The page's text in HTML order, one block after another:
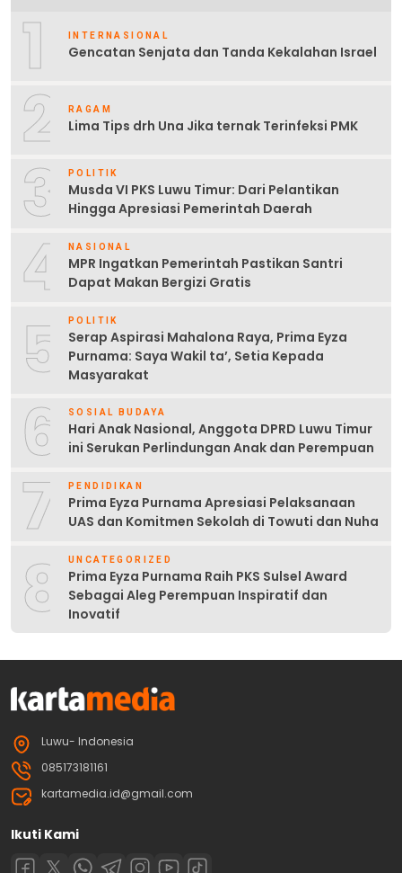
1 INTERNASIONAL
Gencatan Senjata dan Tanda Kekalahan Israel
2 RAGAM
Lima Tips drh Una Jika ternak Terinfeksi PMK
3 POLITIK
Musda VI PKS Luwu Timur: Dari Pelantikan
Hingga Apresiasi Pemerintah Daerah
4 NASIONAL
MPR Ingatkan Pemerintah Pastikan Santri
Dapat Makan Bergizi Gratis
5 POLITIK
Serap Aspirasi Mahalona Raya, Prima Eyza
Purnama: Saya Wakil ta’, Setia Kepada
Masyarakat
6 SOSIAL BUDAYA
Hari Anak Nasional, Anggota DPRD Luwu Timur
ini Serukan Perlindungan Anak dan Perempuan
7 PENDIDIKAN
Prima Eyza Purnama Apresiasi Pelaksanaan
UAS dan Komitmen Sekolah di Towuti dan Nuha
8 UNCATEGORIZED
Prima Eyza Purnama Raih PKS Sulsel Award
Sebagai Aleg Perempuan Inspiratif dan
Inovatif
Luwu- Indonesia
085173181161
kartamedia.id@gmail.com
Ikuti Kami